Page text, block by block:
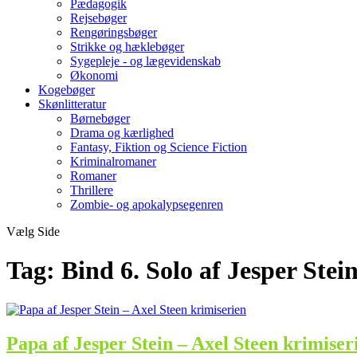
Pædagogik
Rejsebøger
Rengøringsbøger
Strikke og hæklebøger
Sygepleje - og lægevidenskab
Økonomi
Kogebøger
Skønlitteratur
Børnebøger
Drama og kærlighed
Fantasy, Fiktion og Science Fiction
Kriminalromaner
Romaner
Thrillere
Zombie- og apokalypsegenren
Vælg Side
Tag: Bind 6. Solo af Jesper
Papa af Jesper Stein – Axel Steen